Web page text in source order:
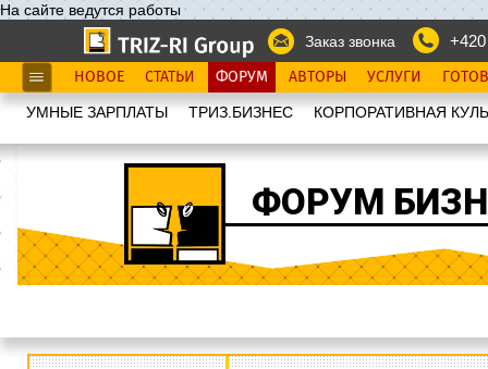
На сайте ведутся работы
Заказ звонка
НОВОЕ СТАТЬИ ФОРУМ АВТОРЫ УСЛУГИ
УМНЫЕ ЗАРПЛАТЫ ТРИЗ.БИЗНЕС КОРПОРАТИВНАЯ
ФОРУМ